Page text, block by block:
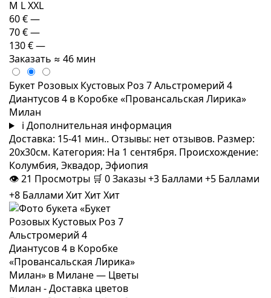
M LXXL
60 €—
70 €—
130 €—
Заказать ≈ 46 мин
Букет Розовых Кустовых Роз 7 Альстромерий 4
Диантусов 4 в Коробке «Провансальская Лирика»
Милан
i Дополнительная информация
Доставка: 15-41 мин.. Отзывы: нет отзывов. Размер:
20x30см. Категория: На 1 сентября. Происхождение:
Колумбия, Эквадор, Эфиопия
👁21 Просмотры 🛒 0Заказы+3 Баллами +5 Баллами
+8 Баллами ХитХитХит